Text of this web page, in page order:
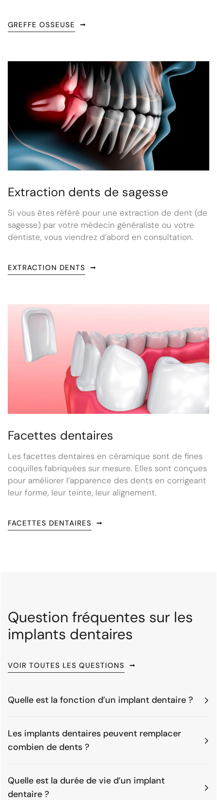
GREFFE OSSEUSE
Extraction dents de sagesse
Si vous êtes référé pour une extraction de dent (de
sagesse) par votre médecin généraliste ou votre
dentiste, vous viendrez d’abord en consultation.
EXTRACTION DENTS
Facettes dentaires
Les facettes dentaires en céramique sont de fines
coquilles fabriquées sur mesure. Elles sont conçues
pour améliorer l’apparence des dents en corrigeant
leur forme, leur teinte, leur alignement.
FACETTES DENTAIRES
Question fréquentes sur les
implants dentaires
VOIR TOUTES LES QUESTIONS
Quelle est la fonction d’un implant dentaire ?
Les implants dentaires peuvent remplacer
combien de dents ?
Quelle est la durée de vie d’un implant
dentaire ?